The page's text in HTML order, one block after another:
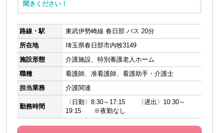
聞きください！
路線・駅
東武伊勢崎線 春日部 バス 20分
所在地
埼玉県春日部市内牧3149
施設形態
介護施設、特別養護老人ホーム
職種
看護師、准看護師、看護助手・介護士
担当業務
介護関連
勤務時間
〈日勤〉8:30～17:15 〈遅出〉10:30～
19:15 ※夜勤なし